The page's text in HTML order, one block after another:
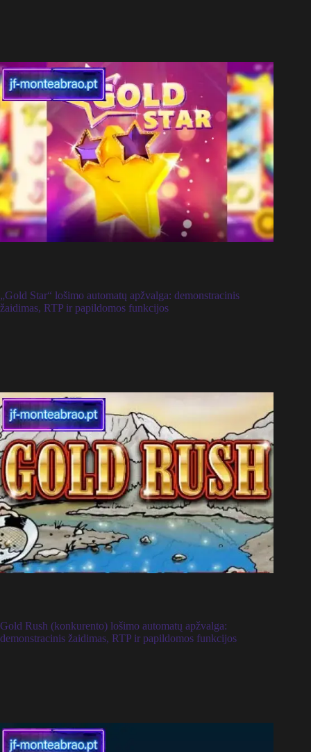
„Gold Star“ lošimo automatų apžvalga: demonstracinis
žaidimas, RTP ir papildomos funkcijos
Gold Rush (konkurento) lošimo automatų apžvalga:
demonstracinis žaidimas, RTP ir papildomos funkcijos